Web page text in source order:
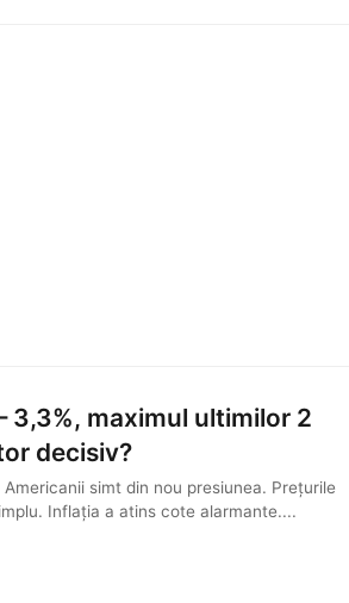
3,3%, maximul ultimilor 2
decisiv?
simt din nou presiunea. Prețurile
Inflația a atins cote alarmante....